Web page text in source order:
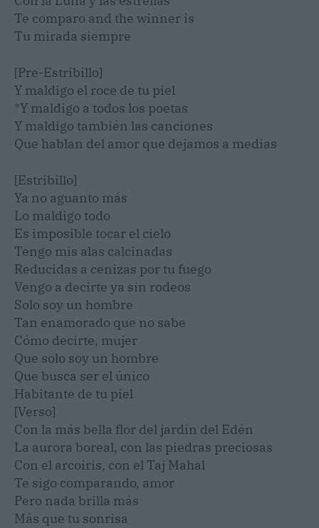
Te comparo and the winner is
Tu mirada siempre
[Pre-Estribillo]
Y maldigo el roce de tu piel
*Y maldigo a todos los poetas
Y maldigo también las canciones
Que hablan del amor que dejamos a medias
[Estribillo]
Ya no aguanto más
Lo maldigo todo
Es imposible tocar el cielo
Tengo mis alas calcinadas
Reducidas a cenizas por tu fuego
Vengo a decirte ya sin rodeos
Solo soy un hombre
Tan enamorado que no sabe
Cómo decirte, mujer
Que solo soy un hombre
Que busca sеr el único
Habitante de tu piеl
[Verso]
Con la más bella flor del jardín del Edén
La aurora boreal, con las piedras preciosas
Con el arcoiris, con el Taj Mahal
Te sigo comparando, amor
Pero nada brilla más
Más que tu sonrisa